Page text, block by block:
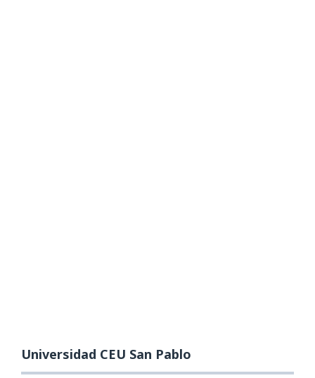
Universidad CEU San Pablo